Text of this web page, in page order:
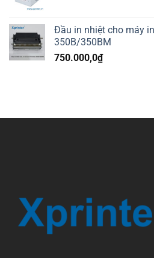
Đầu in nhiệt cho máy
350B/350BM
750.000,0₫